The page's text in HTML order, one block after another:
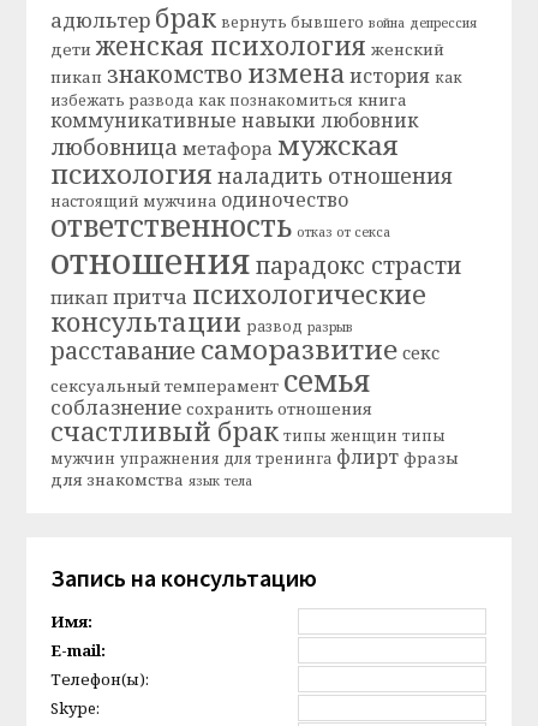
адюльтер брак вернуть бывшего война депрессия
дети женская психология женский
пикап знакомство измена история как
избежать развода как познакомиться книга
коммуникативные навыки любовник
любовница метафора мужская
психология наладить отношения
настоящий мужчина одиночество
ответственность отказ от секса
отношения парадокс страсти
пикап притча психологические
консультации развод разрыв
расставание саморазвитие секс
сексуальный темперамент семья
соблазнение сохранить отношения
счастливый брак типы женщин типы
мужчин упражнения для тренинга флирт фразы
для знакомства язык тела
Запись на консультацию
Имя:
E-mail:
Телефон(ы):
Skype: